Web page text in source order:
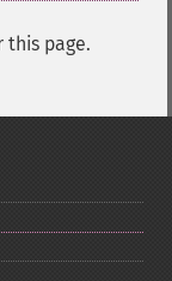
this page.